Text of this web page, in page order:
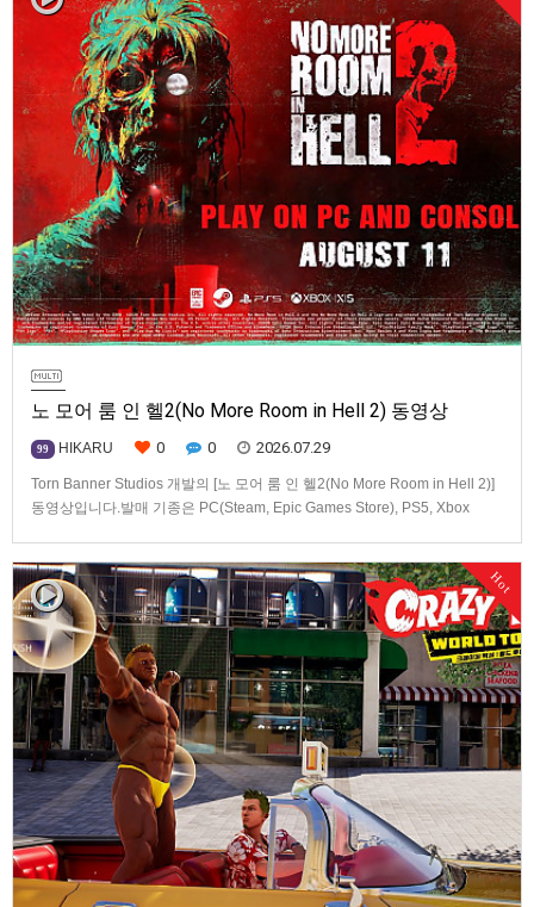
노 모어 룸 인 헬2(No More Room in Hell 2) 동영상
99 HIKARU 0 0 2026.07.29
Torn Banner Studios 개발의 [노 모어 룸 인 헬2(No More Room in Hell 2)]
동영상입니다.발매 기종은 PC(Steam, Epic Games Store), PS5, Xbox
Hot